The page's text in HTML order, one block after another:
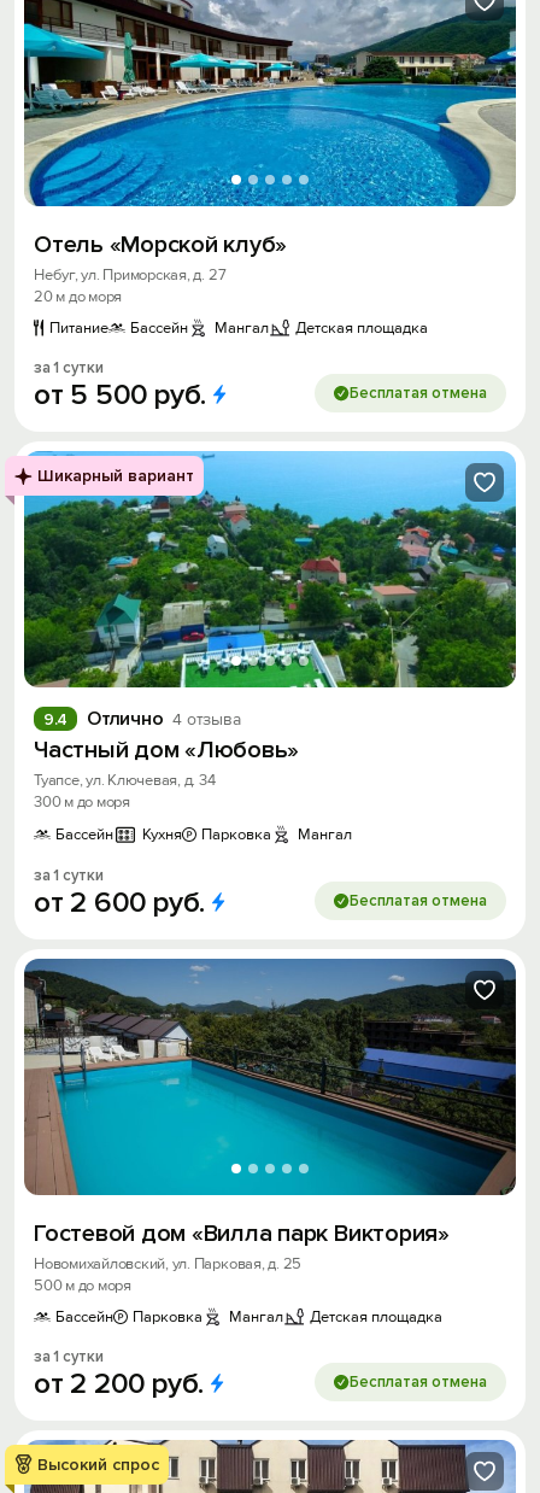
Отель «Морской клуб»
Небуг, ул. Приморская, д. 27
20 м до моря
Питание
Бассейн Мангал Детская площадка
за 1 сутки
от 5 500 руб. Бесплатая отмена
Шикарный вариант
Отлично 4 отзыва
9.4
Частный дом «Любовь»
Туапсе, ул. Ключевая, д. 34
300 м до моря
Бассейн
Кухня Парковка Мангал
за 1 сутки
от 2 600 руб. Бесплатая отмена
Гостевой дом «Вилла парк Виктория»
Новомихайловский, ул. Парковая, д. 25
500 м до моря
Бассейн
Парковка Мангал Детская площадка
за 1 сутки
от 2 200 руб. Бесплатая отмена
Высокий спрос